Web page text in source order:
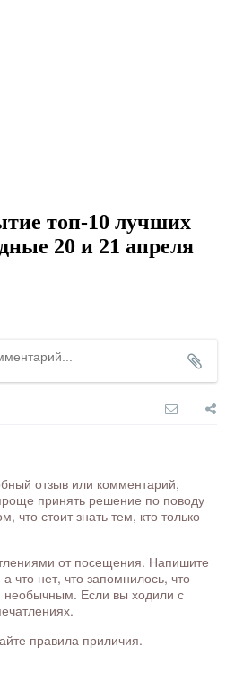
топ-10 лучших
20 и 21 апреля
отзыв или комментарий,
принять решение по поводу
что стоит знать тем, кто только
от посещения. Напишите
что нет, что запомнилось, что
необычным. Если вы ходили с
правила приличия.